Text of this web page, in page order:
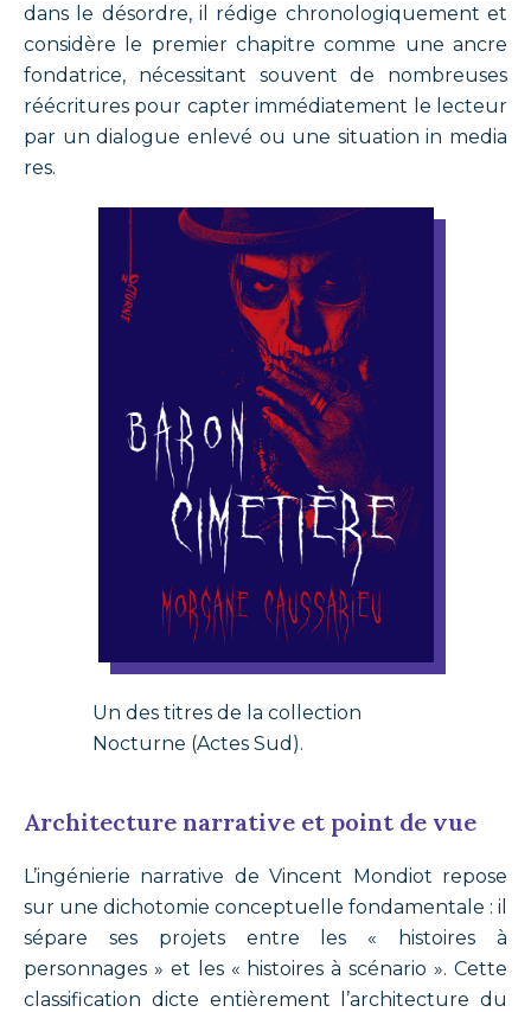
dans le désordre, il rédige chronologiquement et
considère le premier chapitre comme une ancre
fondatrice, nécessitant souvent de nombreuses
réécritures pour capter immédiatement le lecteur
par un dialogue enlevé ou une situation in media
res.
Un des titres de la collection
Nocturne (Actes Sud).
Architecture narrative et point de vue
L’ingénierie narrative de Vincent Mondiot repose
sur une dichotomie conceptuelle fondamentale : il
sépare ses projets entre les « histoires à
personnages » et les « histoires à scénario ». Cette
classification dicte entièrement l’architecture du